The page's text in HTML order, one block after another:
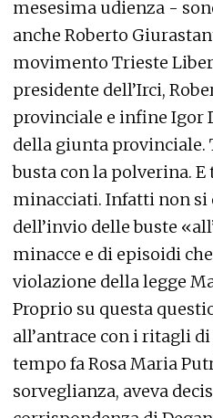
mesesima udienza -
anche Roberto
movimento Trieste
presidente dell’Irci,
provinciale e infine Igor
della giunta
busta con la polverina.
minacciati. Infatti non si
dell’invio delle buste
minacce e di episoidi
violazione della legge
Proprio su questa
all’antrace con i ritagli
tempo fa Rosa Maria
sorveglianza, aveva